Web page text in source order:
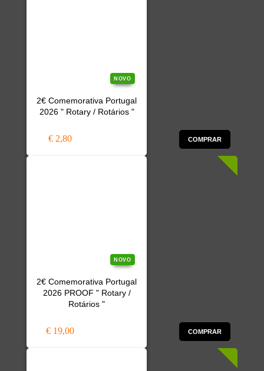
NOVO
2€ Comemorativa Portugal
2026 " Rotary / Rotários "
€ 2,80 COMPRAR
NOVO
2€ Comemorativa Portugal
2026 PROOF " Rotary /
Rotários "
€ 19,00 COMPRAR